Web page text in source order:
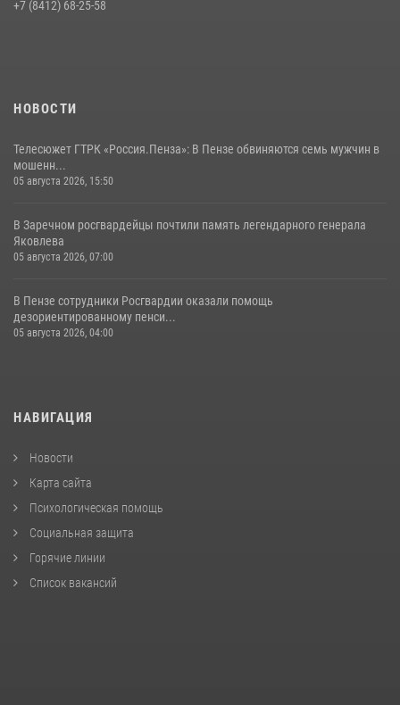
+7 (8412) 68-25-58
НОВОСТИ
Телесюжет ГТРК «Россия.Пенза»: В Пензе обвиняются семь мужчин в
мошенн...
05 августа 2026, 15:50
В Заречном росгвардейцы почтили память легендарного генерала
Яковлева
05 августа 2026, 07:00
В Пензе сотрудники Росгвардии оказали помощь
дезориентированному пенси...
05 августа 2026, 04:00
НАВИГАЦИЯ
Новости
Карта сайта
Психологическая помощь
Социальная защита
Горячие линии
Список вакансий